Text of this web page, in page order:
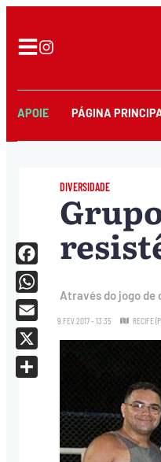
APOIE PÁGINA
DIVERSIDADE
Através do jogo de
9.FEV.2017 - 13:35 RECIFE
Facebook
WhatsApp
Email
X